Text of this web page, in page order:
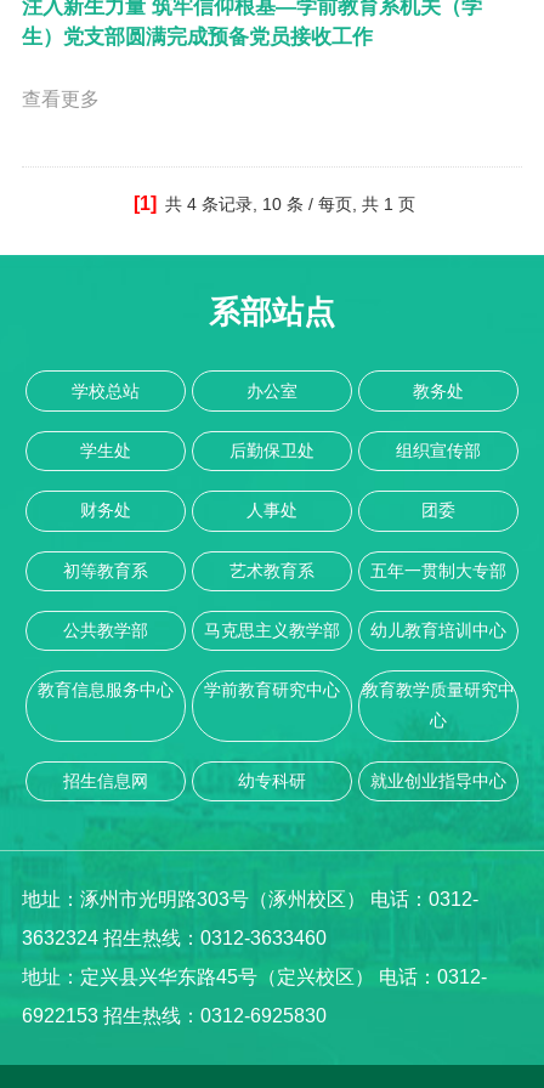
注入新生力量 筑牢信仰根基—学前教育系机关（学
生）党支部圆满完成预备党员接收工作
查看更多
[1] 共 4 条记录, 10 条 / 每页, 共 1 页
系部站点
学校总站 办公室 教务处
学生处 后勤保卫处 组织宣传部
财务处 人事处 团委
初等教育系 艺术教育系 五年一贯制大专部
公共教学部 马克思主义教学部 幼儿教育培训中心
教育信息服务中心 学前教育研究中心
教育教学质量研究中
心
招生信息网 幼专科研 就业创业指导中心
地址：涿州市光明路303号（涿州校区） 电话：0312-
3632324 招生热线：0312-3633460
地址：定兴县兴华东路45号（定兴校区） 电话：0312-
6922153 招生热线：0312-6925830